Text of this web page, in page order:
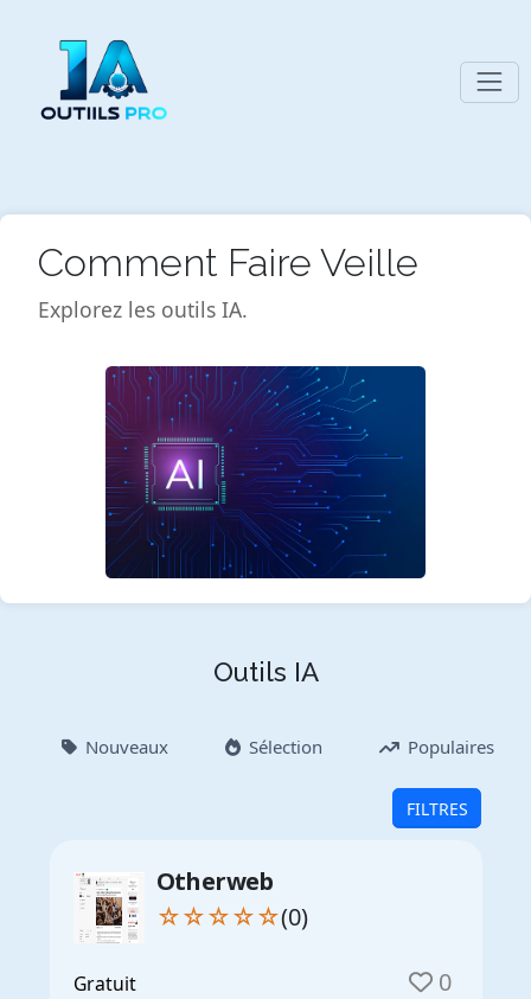
Comment Faire Veille
Explorez les outils IA.
Outils IA
Nouveaux Sélection Populaires
FILTRES
Otherweb
☆☆☆☆☆(0)
Gratuit 0